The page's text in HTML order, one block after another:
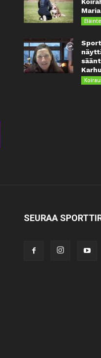
SEURAA